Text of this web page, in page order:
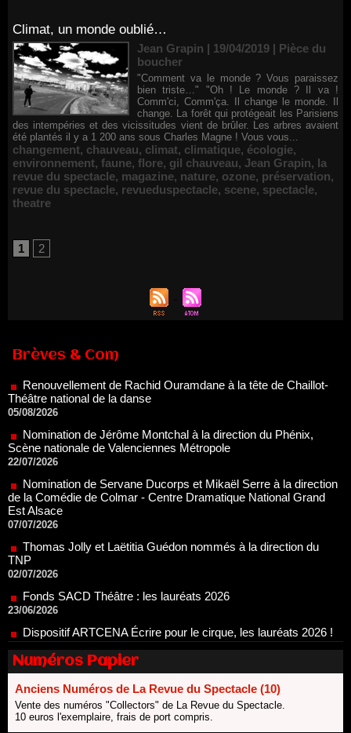
Climat, un monde oublié…
Jean Grapin | 19/04/2019 | Pièce du
boucher
"Comment va le monde ? Vous paraissez
bien triste…" "Oh ! Le monde ? Il va !
Comm'ci, Comm'ça. Il change le monde. Il
change. La forêt qui protégeait les Parisiens
des intempéries et des vicissitudes vient de brûler. Les arbres avaient
été plantés il y a 1 200 ans sous Charles Magne ! Vous vous...
changement, chauveau, climat, climatique, écologie,
environnement, faune, flore, gil chauveau, Jean Grapin, la
revue du spectacle, magazine, nature, ozone, préservation,
revue du spectacle, revueduspectacle, scene, spectacle,
theatre
1 2
Brèves & Com
Théâtre national de la danse
Nomination de Jérôme Montchal à la direction du Phénix,
Scène nationale de Valenciennes Métropole
22/07/2026
Nomination de Servane Ducorps et Mikaël Serre à la direction
de la Comédie de Colmar - Centre Dramatique National Grand
Est Alsace
Thomas Jolly et Laëtitia Guédon nommés à la direction du
TNP
02/07/2026
Fonds SACD Théâtre : les lauréats 2026
23/06/2026
20/06/2026
18/06/2026
Les 10 lauréats du Fonds Grandes Formes Théâtre 2026
SACD
13/06/2026
Nomination de Nathalie Garraud et Olivier Saccomano à la
direction du Théâtre de Gennevilliers - CDN
Numéros Papier
Anciens Numéros de La Revue du Spectacle (10)
Vente des numéros "Collectors" de La Revue du Spectacle.
10 euros l'exemplaire, frais de port compris.